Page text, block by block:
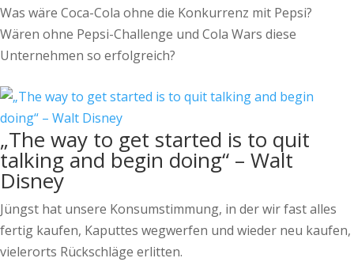
Was wäre Coca-Cola ohne die Konkurrenz mit Pepsi?
Wären ohne Pepsi-Challenge und Cola Wars diese
Unternehmen so erfolgreich?
„The way to get started is to quit
talking and begin doing“ – Walt
Disney
Jüngst hat unsere Konsumstimmung, in der wir fast alles
fertig kaufen, Kaputtes wegwerfen und wieder neu kaufen,
vielerorts Rückschläge erlitten.